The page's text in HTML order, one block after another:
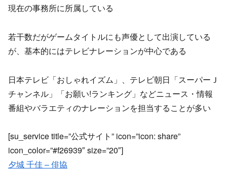
現在の事務所に所属している
若干数だがゲームタイトルにも声優として出演している
が、基本的にはテレビナレーションが中心である
日本テレビ「おしゃれイズム」、テレビ朝日「スーパーＪ
チャンネル」「お願い!ランキング」などニュース・情報
番組やバラエティのナレーションを担当することが多い
[su_service title=”公式サイト” icon=”icon: share”
icon_color=”#f26939″ size=”20″]
夕城 千佳 – 俳協